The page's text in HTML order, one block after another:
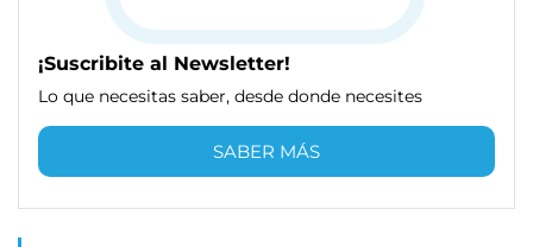
¡Suscribite al Newsletter!
Lo que necesitas saber, desde donde necesites
SABER MÁS